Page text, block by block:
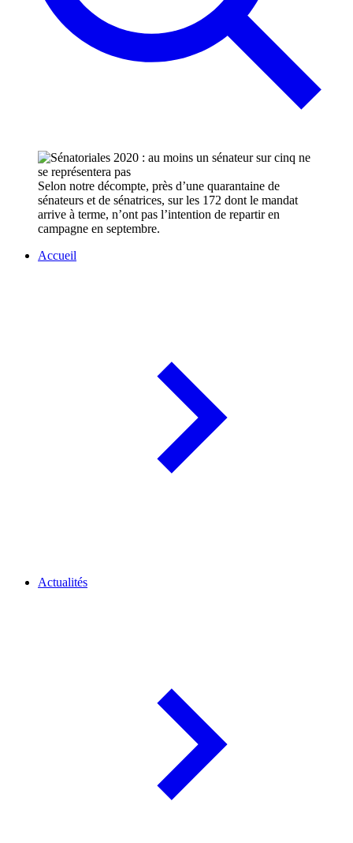
Selon notre décompte, près d’une quarantaine de
sénateurs et de sénatrices, sur les 172 dont le mandat
arrive à terme, n’ont pas l’intention de repartir en
campagne en septembre.
Accueil
Actualités